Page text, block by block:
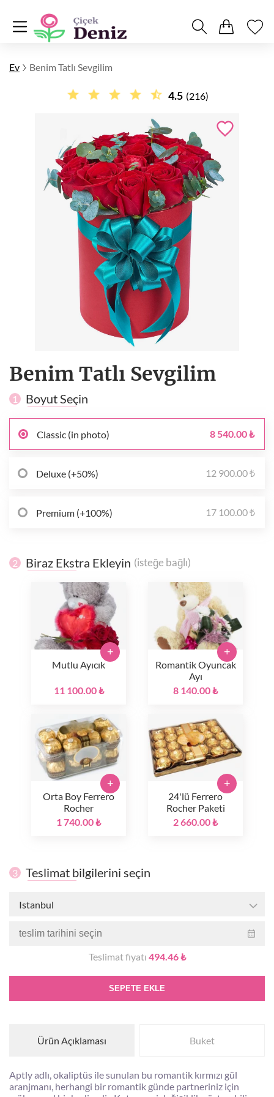
Ev Benim Tatlı Sevgilim
4.5 (216)
Benim Tatlı Sevgilim
1 Boyut Seçin
Classic (in photo) 8 540.00 ₺
Deluxe (+50%) 12 900.00 ₺
Premium (+100%) 17 100.00 ₺
2 Biraz Ekstra Ekleyin (isteğe bağlı)
Mutlu Ayıcık
11 100.00 ₺
+
Romantik Oyuncak
Ayı
8 140.00 ₺
+
Orta Boy Ferrero
Rocher
1 740.00 ₺
+
24'lü Ferrero
Rocher Paketi
2 660.00 ₺
+
3 Teslimat bilgilerini seçin
Istanbul
Teslimat fiyatı 494.46 ₺
SEPETE EKLE
Ürün Açıklaması Buket
Aptly adlı, okaliptüs ile sunulan bu romantik kırmızı gül
aranjmanı, herhangi bir romantik günde partneriniz için